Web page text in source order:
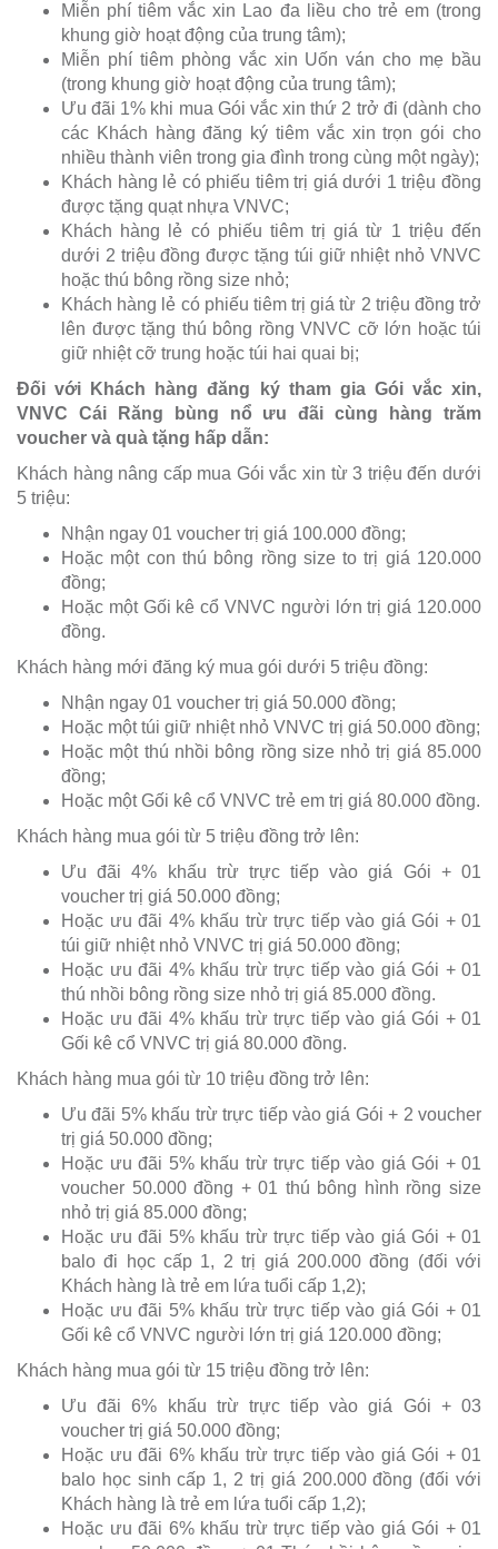
Miễn phí tiêm vắc xin Lao đa liều cho trẻ em (trong
khung giờ hoạt động của trung tâm);
Miễn phí tiêm phòng vắc xin Uốn ván cho mẹ bầu
(trong khung giờ hoạt động của trung tâm);
Ưu đãi 1% khi mua Gói vắc xin thứ 2 trở đi (dành cho
các Khách hàng đăng ký tiêm vắc xin trọn gói cho
nhiều thành viên trong gia đình trong cùng một ngày);
Khách hàng lẻ có phiếu tiêm trị giá dưới 1 triệu đồng
được tặng quạt nhựa VNVC;
Khách hàng lẻ có phiếu tiêm trị giá từ 1 triệu đến
dưới 2 triệu đồng được tặng túi giữ nhiệt nhỏ VNVC
hoặc thú bông rồng size nhỏ;
Khách hàng lẻ có phiếu tiêm trị giá từ 2 triệu đồng trở
lên được tặng thú bông rồng VNVC cỡ lớn hoặc túi
giữ nhiệt cỡ trung hoặc túi hai quai bị;
Đối với Khách hàng đăng ký tham gia Gói vắc xin,
VNVC Cái Răng bùng nổ ưu đãi cùng hàng trăm
voucher và quà tặng hấp dẫn:
Khách hàng nâng cấp mua Gói vắc xin từ 3 triệu đến dưới
5 triệu:
Nhận ngay 01 voucher trị giá 100.000 đồng;
Hoặc một con thú bông rồng size to trị giá 120.000
đồng;
Hoặc một Gối kê cổ VNVC người lớn trị giá 120.000
đồng.
Khách hàng mới đăng ký mua gói dưới 5 triệu đồng:
Nhận ngay 01 voucher trị giá 50.000 đồng;
Hoặc một túi giữ nhiệt nhỏ VNVC trị giá 50.000 đồng;
Hoặc một thú nhồi bông rồng size nhỏ trị giá 85.000
đồng;
Hoặc một Gối kê cổ VNVC trẻ em trị giá 80.000 đồng.
Khách hàng mua gói từ 5 triệu đồng trở lên:
Ưu đãi 4% khấu trừ trực tiếp vào giá Gói + 01
voucher trị giá 50.000 đồng;
Hoặc ưu đãi 4% khấu trừ trực tiếp vào giá Gói + 01
túi giữ nhiệt nhỏ VNVC trị giá 50.000 đồng;
Hoặc ưu đãi 4% khấu trừ trực tiếp vào giá Gói + 01
thú nhồi bông rồng size nhỏ trị giá 85.000 đồng.
Hoặc ưu đãi 4% khấu trừ trực tiếp vào giá Gói + 01
Gối kê cổ VNVC trị giá 80.000 đồng.
Khách hàng mua gói từ 10 triệu đồng trở lên:
Ưu đãi 5% khấu trừ trực tiếp vào giá Gói + 2 voucher
trị giá 50.000 đồng;
Hoặc ưu đãi 5% khấu trừ trực tiếp vào giá Gói + 01
voucher 50.000 đồng + 01 thú bông hình rồng size
nhỏ trị giá 85.000 đồng;
Hoặc ưu đãi 5% khấu trừ trực tiếp vào giá Gói + 01
balo đi học cấp 1, 2 trị giá 200.000 đồng (đối với
Khách hàng là trẻ em lứa tuổi cấp 1,2);
Hoặc ưu đãi 5% khấu trừ trực tiếp vào giá Gói + 01
Gối kê cổ VNVC người lớn trị giá 120.000 đồng;
Khách hàng mua gói từ 15 triệu đồng trở lên:
Ưu đãi 6% khấu trừ trực tiếp vào giá Gói + 03
voucher trị giá 50.000 đồng;
Hoặc ưu đãi 6% khấu trừ trực tiếp vào giá Gói + 01
balo học sinh cấp 1, 2 trị giá 200.000 đồng (đối với
Khách hàng là trẻ em lứa tuổi cấp 1,2);
Hoặc ưu đãi 6% khấu trừ trực tiếp vào giá Gói + 01